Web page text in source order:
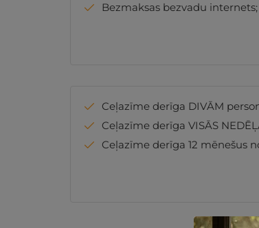
Bezmaksas bezvadu internets;
Ceļazīme derīga DIVĀM
Ceļazīme derīga VISĀS
Ceļazīme derīga 12 mēnešus